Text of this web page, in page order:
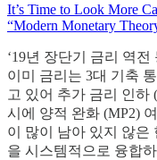
It’s Time to Look More
“Modern Monetary
‘19년 장단기 금리 역
이미 금리는 3대 기축
고 있어 추가 금리 인하
시에 양적 완화 (MP2)
이 많이 남아 있지 않은
을 시스템적으로 융합